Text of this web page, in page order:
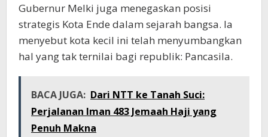
Gubernur Melki juga menegaskan posisi
strategis Kota Ende dalam sejarah bangsa. Ia
menyebut kota kecil ini telah menyumbangkan
hal yang tak ternilai bagi republik: Pancasila.
BACA JUGA: Dari NTT ke Tanah Suci:
Perjalanan Iman 483 Jemaah Haji yang
Penuh Makna